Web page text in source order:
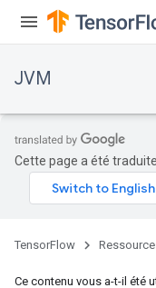
JVM
Cette page a été
TensorFlow
Ce contenu vous a-t-il été